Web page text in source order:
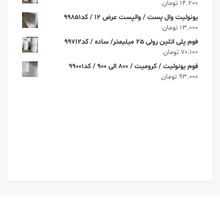
14.200 تومان
یونولیت وال پست / والپست عرض 12 / کد99851
13.000 تومان
فوم پلی اتلین رولی 25 میلیمتر/ ساده / کد99712
70.100 تومان
فوم یونولیت / کرومیت / 800 الی 900 / کد99001
93.000 تومان